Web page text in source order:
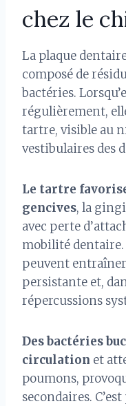
chez le
La plaque
composé de
bactéries.
régulièrement,
tartre, visible au
vestibulaires des
Le tartre
gencives, la
avec perte
mobilité dentaire.
peuvent
persistante et,
répercussions
Des bactéries
circulation et
poumons,
secondaires.